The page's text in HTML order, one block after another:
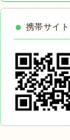
携帯サイト